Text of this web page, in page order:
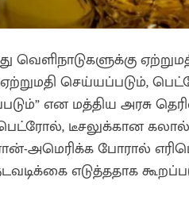
வெளிநாடுகளுக்கு
செய்யப்படும்,
என மத்திய அரசு
டீசலுக்கான
அமெரிக்க போரால்
எடுத்ததாக